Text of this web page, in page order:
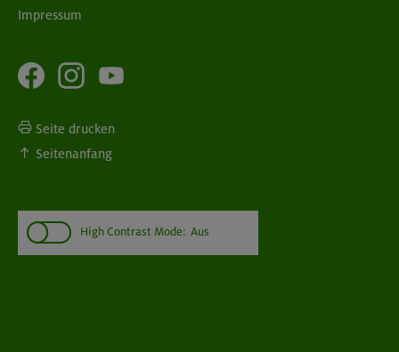
Impressum
Seite drucken
Seitenanfang
High Contrast Mode: Aus